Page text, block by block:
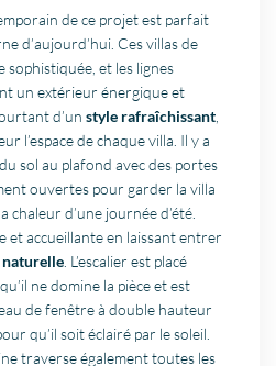
de ce projet est parfait
d’aujourd’hui. Ces villas de
sophistiquée, et les lignes
un extérieur énergique et
d’unstyle rafraîchissant
l’espace de chaque villa. Il y a
sol au plafond avec des portes
ouvertes pour garder la villa
d’une journée d’été.
et accueillante en laissant entrer
. L’escalier est placé
ne domine la pièce et est
de fenêtre à double hauteur
qu’il soit éclairé par le soleil.
traverse également toutes les